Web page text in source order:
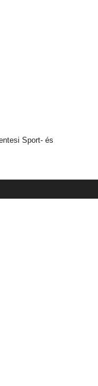
Sport- és